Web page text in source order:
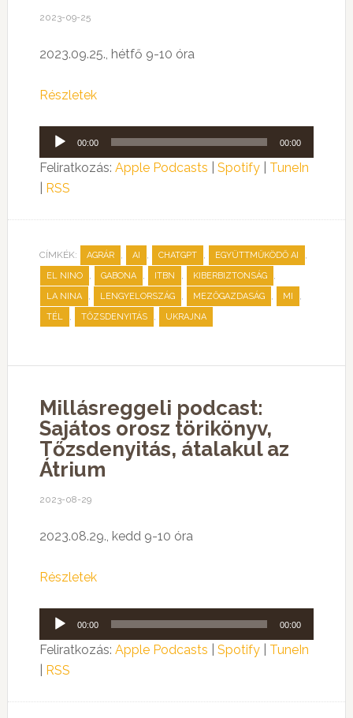
2023-09-25
2023.09.25., hétfő 9-10 óra
Részletek
Audió
lejátszó
00:00 00:00
Feliratkozás: Apple Podcasts Spotify| TuneIn
RSS
CÍMKÉK: AGRÁR , AI , CHATGPT , EGYÜTTMŰKÖDŐ AI ,
EL NINO , GABONA , ITBN , KIBERBIZTONSÁG ,
LA NINA , LENGYELORSZÁG , MEZŐGAZDASÁG , MI ,
TÉL , TŐZSDENYITÁS , UKRAJNA
Millásreggeli podcast:
Sajátos orosz törikönyv,
Tőzsdenyitás, átalakul az
Átrium
2023-08-29
2023.08.29., kedd 9-10 óra
Részletek
Audió
lejátszó
00:00 00:00
Feliratkozás: Apple Podcasts Spotify| TuneIn
RSS